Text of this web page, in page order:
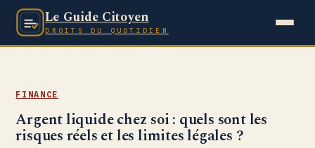
Le Guide Citoyen
DROITS DU QUOTIDIEN
FINANCE
Argent liquide chez soi : quels sont les
risques réels et les limites légales ?